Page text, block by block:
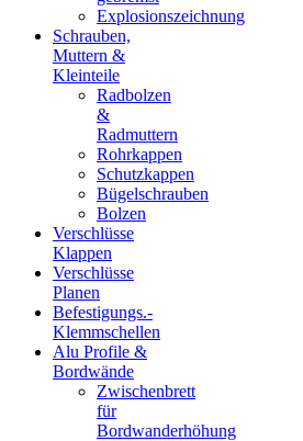
Explosionszeichnung
Schrauben,
Muttern &
Kleinteile
Radbolzen
&
Radmuttern
Rohrkappen
Schutzkappen
Bügelschrauben
Bolzen
Verschlüsse
Klappen
Verschlüsse
Planen
Befestigungs.-
Klemmschellen
Alu Profile &
Bordwände
Zwischenbrett
für
Bordwanderhöhung